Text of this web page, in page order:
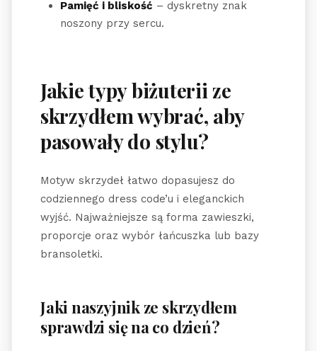
Pamięć i bliskość – dyskretny znak
noszony przy sercu.
Jakie typy biżuterii ze
skrzydłem wybrać, aby
pasowały do stylu?
Motyw skrzydeł łatwo dopasujesz do
codziennego dress code’u i eleganckich
wyjść. Najważniejsze są forma zawieszki,
proporcje oraz wybór łańcuszka lub bazy
bransoletki.
Jaki naszyjnik ze skrzydłem
sprawdzi się na co dzień?